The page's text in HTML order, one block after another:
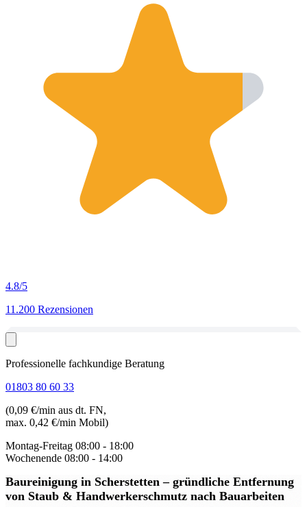
4.8/5
11.200 Rezensionen
Professionelle fachkundige Beratung
01803 80 60 33
(0,09 €/min aus dt. FN,
max. 0,42 €/min Mobil)
Montag-Freitag 08:00 - 18:00
Wochenende 08:00 - 14:00
Baureinigung in Scherstetten– gründliche Entfernung
von Staub & Handwerkerschmutz nach Bauarbeiten